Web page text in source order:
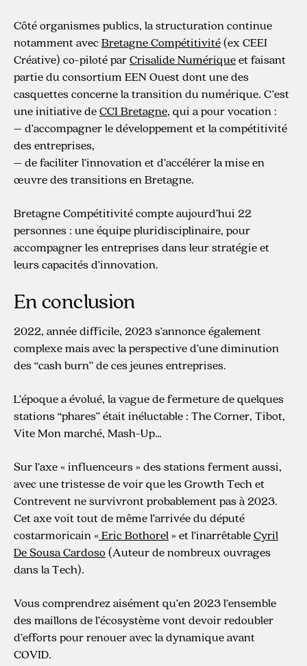
Côté organismes publics, la structuration continue
notamment avecBretagne Compétitivité(ex CEEI
Créative) co-piloté parCrisalide Numériqueet faisant
partie du consortium EEN Ouest dont une des
casquettes concerne la transition du numérique. C’est
une initiative deCCI Bretagne, qui a pour vocation :
– d’accompagner le développement et la compétitivité
des entreprises,
– de faciliter l’innovation et d’accélérer la mise en
œuvre des transitions en Bretagne.
Bretagne Compétitivité compte aujourd’hui 22
personnes : une équipe pluridisciplinaire, pour
accompagner les entreprises dans leur stratégie et
leurs capacités d’innovation.
En conclusion
2022, année difficile, 2023 s’annonce également
complexe mais avec la perspective d’une diminution
des “cash burn” de ces jeunes entreprises.
L’époque a évolué, la vague de fermeture de quelques
stations “phares” était inéluctable : The Corner, Tibot,
Vite Mon marché, Mash-Up…
Sur l’axe « influenceurs » des stations ferment aussi,
avec une tristesse de voir que les Growth Tech et
Contrevent ne survivront probablement pas à 2023.
Cet axe voit tout de même l’arrivée du député
costarmoricain «Eric Bothorel» et l’inarrêtableCyril
De Sousa Cardoso(Auteur de nombreux ouvrages
dans la Tech).
Vous comprendrez aisément qu’en 2023 l’ensemble
des maillons de l’écosystème vont devoir redoubler
d’efforts pour renouer avec la dynamique avant
COVID.